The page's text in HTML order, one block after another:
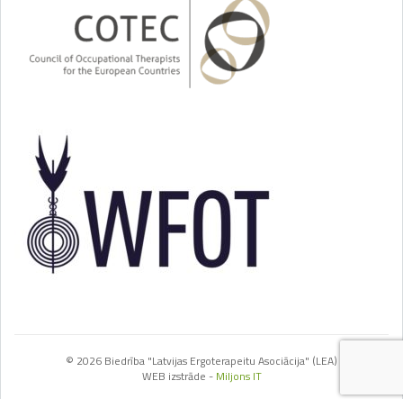
© 2026 Biedrība "Latvijas Ergoterapeitu Asociācija" (LEA)
WEB izstrāde - Miljons IT